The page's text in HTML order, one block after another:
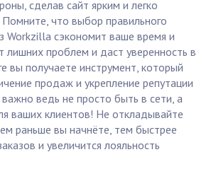
сделав сайт ярким и легко
что выбор правильного
Workzilla сэкономит ваше время и
лишних проблем и даст уверенность в
вы получаете инструмент, который
продаж и укрепление репутации
ведь не просто быть в сети, а
ваших клиентов! Не откладывайте
раньше вы начнёте, тем быстрее
и увеличится лояльность